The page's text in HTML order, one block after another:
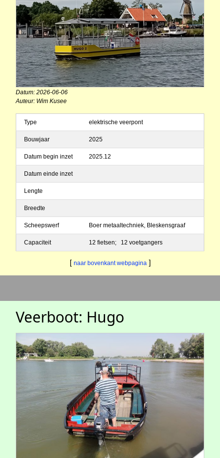
Datum: 2026-06-06
Auteur: Wim Kusee
Type elektrische veerpont
Bouwjaar 2025
Datum begin inzet 2025.12
Datum einde inzet
Lengte
Breedte
Scheepswerf Boer metaaltechniek, Bleskensgraaf
Capaciteit 12 fietsen; 12 voetgangers
[ naar bovenkant webpagina ]
Veerboot: Hugo